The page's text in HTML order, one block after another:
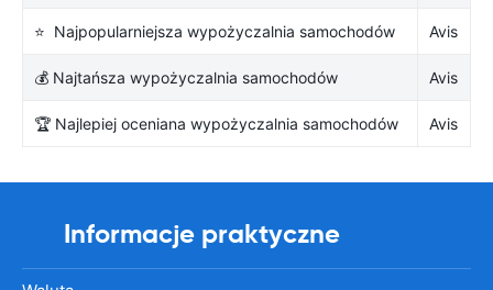
⭐ Najpopularniejsza wypożyczalnia samochodów Avis
💰 Najtańsza wypożyczalnia samochodów Avis
🏆 Najlepiej oceniana wypożyczalnia samochodów Avis
Informacje praktyczne